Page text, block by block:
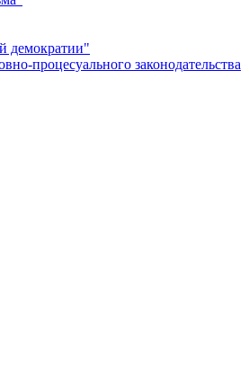
демократии"
процесуального законодательства